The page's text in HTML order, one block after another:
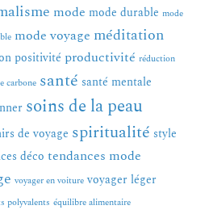
mode mode durable mode
mode voyage méditation
positivité productivité réduction
carbone santé santé mentale
soins de la peau
de voyage spiritualité style
déco tendances mode
voyager en voiture voyager léger
polyvalents équilibre alimentaire